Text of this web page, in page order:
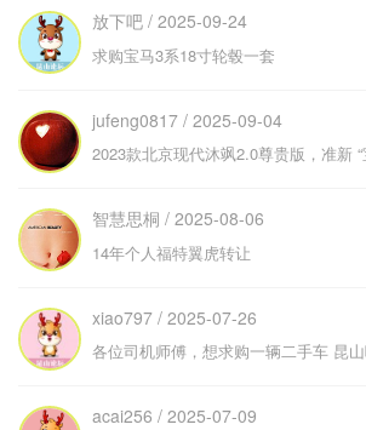
放下吧 / 2025-09-24
求购宝马3系18寸轮毂一套
jufeng0817 / 2025-09-04
2023款北京现代沐飒2.0尊贵版，准新
智慧思桐 / 2025-08-06
14年个人福特翼虎转让
xiao797 / 2025-07-26
各位司机师傅，想求购一辆二手车 昆
acai256 / 2025-07-09